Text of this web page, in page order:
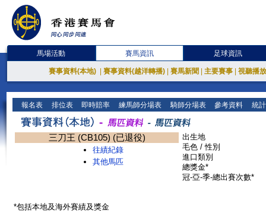
馬場活動 賽馬資訊 足球資訊
賽事資料(本地) 賽事資料(越洋轉播) 賽馬新聞 主要賽事 視聽播
報名表 排位表 即時賠率 練馬師分場表 騎師分場表 參考資料 統
三刀王 (CB105) (已退役)
往績紀錄
其他馬匹
出生地
毛色 / 性別
進口類別
總獎金*
冠-亞-季-總出賽次數*
*包括本地及海外賽績及獎金